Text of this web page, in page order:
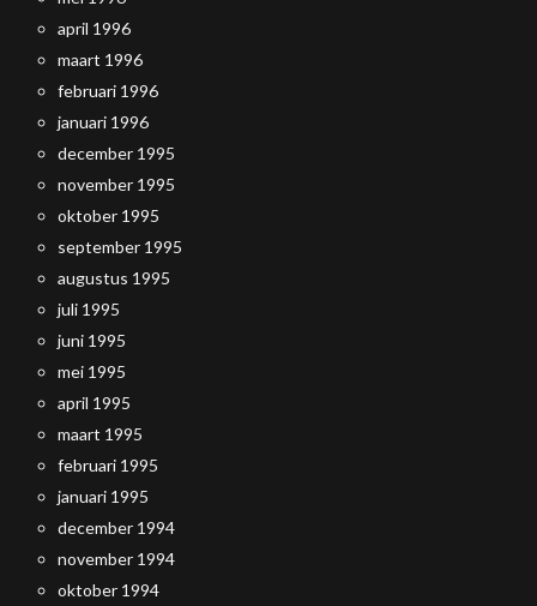
april 1996
maart 1996
februari 1996
januari 1996
december 1995
november 1995
oktober 1995
september 1995
augustus 1995
juli 1995
juni 1995
mei 1995
april 1995
maart 1995
februari 1995
januari 1995
december 1994
november 1994
oktober 1994